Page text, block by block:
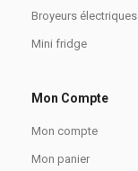
Broyeurs électriques
Mini fridge
Mon Compte
Mon compte
Mon panier